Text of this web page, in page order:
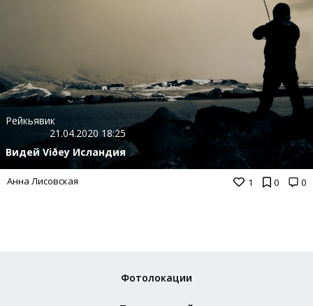
1 0 0
Рейкьявик
21.04.2020 18:25
Видей Viðey Исландия
Анна Лисовская
Фотолокации